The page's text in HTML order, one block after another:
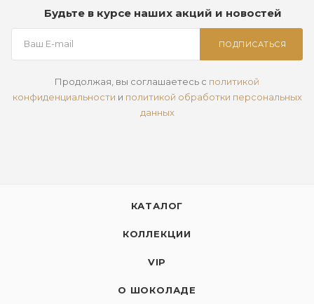
Будьте в курсе наших акций и новостей
ПОДПИСАТЬСЯ
Продолжая, вы соглашаетесь с политикой
конфиденциальности и политикой обработки персональных
данных
КАТАЛОГ
КОЛЛЕКЦИИ
VIP
О ШОКОЛАДЕ